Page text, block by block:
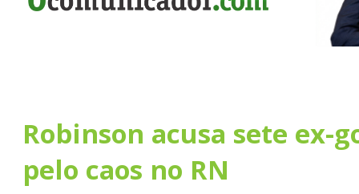
Robinson acusa sete ex-
pelo caos no RN